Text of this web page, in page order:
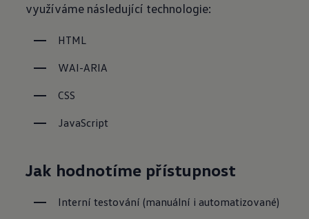
využíváme následující technologie:
HTML
WAI-ARIA
CSS
JavaScript
Jak hodnotíme přístupnost
Interní testování (manuální i automatizované)